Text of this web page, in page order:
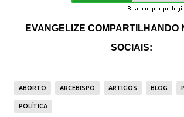
EVANGELIZE COMPARTILHANDO
SOCIAIS:
ABORTO ARCEBISPO ARTIGOS BLOG
POLÍTICA